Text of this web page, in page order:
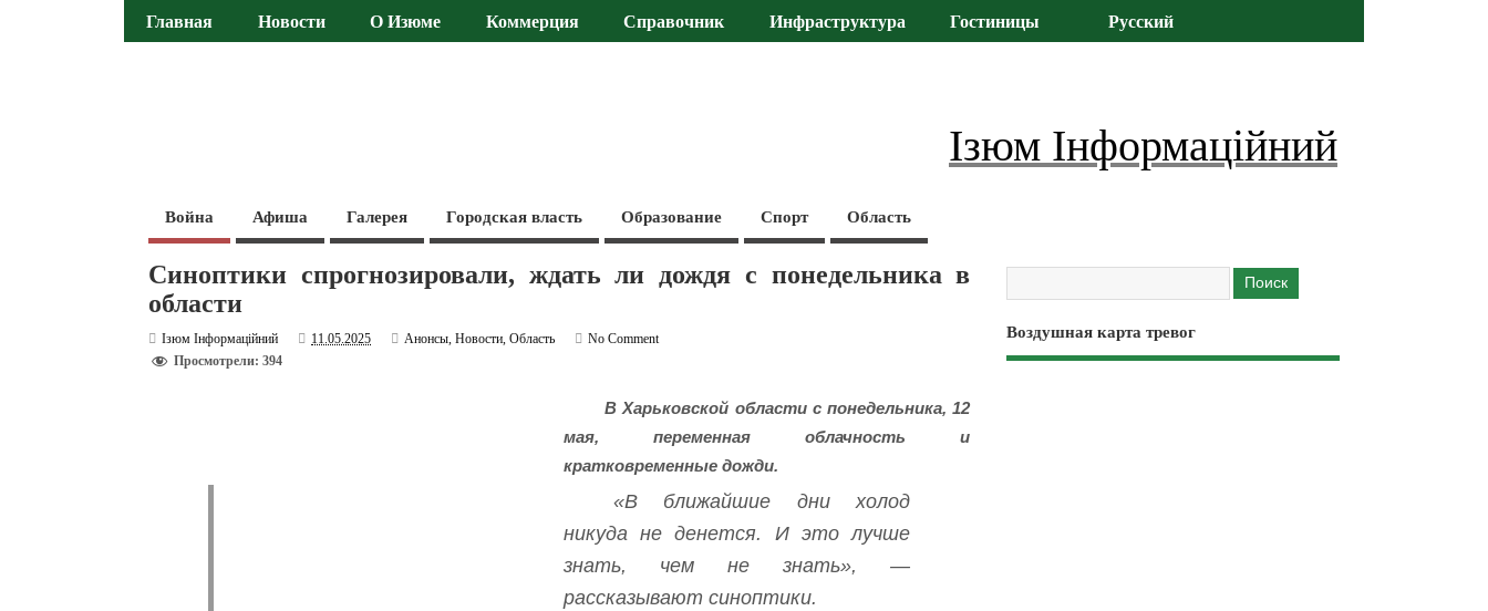
Главная Новости О Изюме Коммерция Справочник Инфраструктура Гостиницы Русский
Ізюм Інформаційний
Война Афиша Галерея Городская власть Образование Спорт Область
Синоптики спрогнозировали, ждать ли дождя с понедельника в
области
Ізюм Інформаційний 11.05.2025 Анонсы,Новости,Область
No Comment
Просмотрели: 394
В Харьковской области с понедельника, 12
мая, переменная облачность и
кратковременные дожди.
«В ближайшие дни холод
никуда не денется. И это лучше
знать, чем не знать», —
рассказывают синоптики.
Воздушная карта тревог